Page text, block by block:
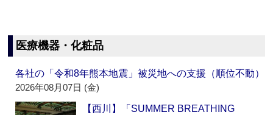
医療機器・化粧品
各社の「令和8年熊本地震」被災地への支援（順位不動）
2026年08月07日 (金)
【西川】「SUMMER BREATHING